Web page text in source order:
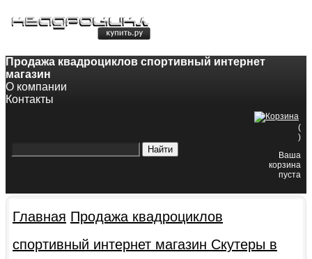
Продажа квадроциклов спортивный интернет
магазин
О компании
Контакты
(
)
Ваша
корзина
пуста
Главная Продажа квадроциклов
спортивный интернет магазин Скутеры в